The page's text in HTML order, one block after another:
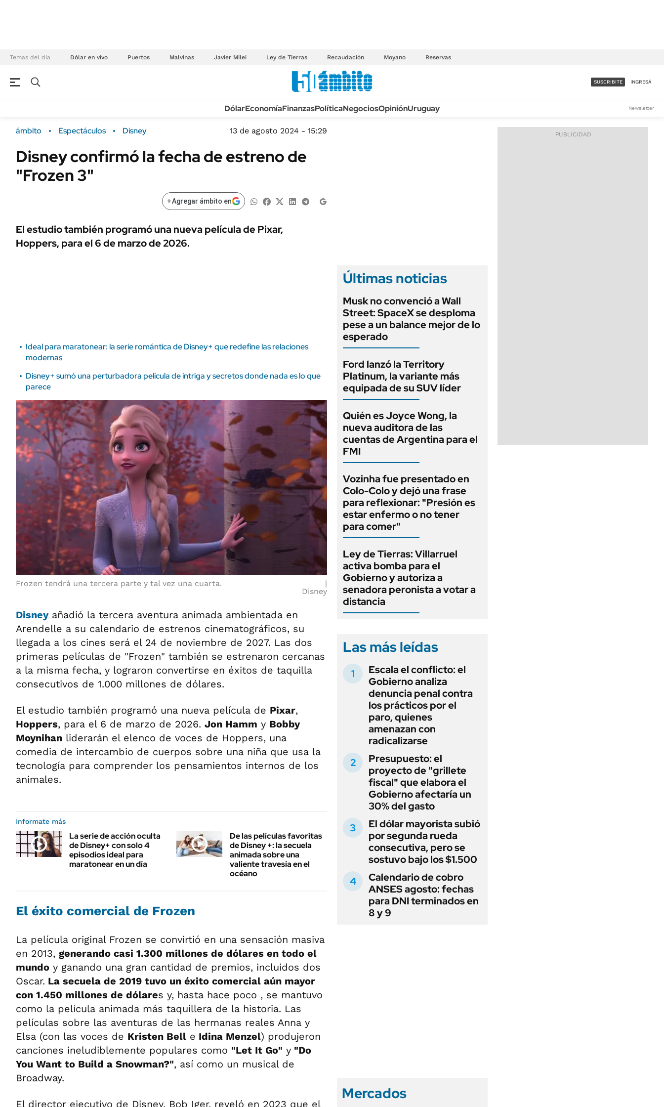
Temas del día Dólar en vivo Puertos Malvinas Javier Milei Ley de Tierras Recaudación Moyano Reservas
Campo
FINANZAS
ÁMBITO DEBATE
MEDIAKIT AMBITO DEBATE
Real Estate
Sustentabilidad
POLÍTICA
TECNOLOGÍA
MÉXICO
MUNDO
LIFESTYLE
ACCESO FULL - $1.800/MES
SUSCRIBITE INGRESÁ
DólarEconomíaFinanzasPolíticaNegociosOpiniónUruguay Newsletter
ámbito Espectáculos Disney 13 de agosto 2024 - 15:29
Disney confirmó la fecha de estreno de
"Frozen 3"
+Agregar ámbito en
El estudio también programó una nueva película de Pixar,
Hoppers, para el 6 de marzo de 2026.
Ideal para maratonear: la serie romántica de Disney+ que redefine las relaciones
modernas
Disney+ sumó una perturbadora película de intriga y secretos donde nada es lo que
parece
Frozen tendrá una tercera parte y tal vez una cuarta.
Disney
Disneyañadió la tercera aventura animada ambientada en
Arendelle a su calendario de estrenos cinematográficos, su
llegada a los cines será el 24 de noviembre de 2027. Las dos
primeras películas de "Frozen" también se estrenaron cercanas
a la misma fecha, y lograron convertirse en éxitos de taquilla
consecutivos de 1.000 millones de dólares.
El estudio también programó una nueva película de Pixar,
Hoppers, para el 6 de marzo de 2026. Jon Hamm y Bobby
Moynihan liderarán el elenco de voces de Hoppers, una
comedia de intercambio de cuerpos sobre una niña que usa la
tecnología para comprender los pensamientos internos de los
animales.
Informate más
La serie de acción oculta
de Disney+ con solo 4
episodios ideal para
maratonear en un día
De las películas favoritas
de Disney +: la secuela
animada sobre una
valiente travesía en el
océano
El éxito comercial de Frozen
La película original Frozen se convirtió en una sensación masiva
en 2013, generando casi 1.300 millones de dólares en todo el
mundo y ganando una gran cantidad de premios, incluidos dos
Oscar. La secuela de 2019 tuvo un éxito comercial aún mayor
con 1.450 millones de dólares y, hasta hace poco , se mantuvo
como la película animada más taquillera de la historia. Las
películas sobre las aventuras de las hermanas reales Anna y
Elsa (con las voces de Kristen Bell e Idina Menzel) produjeron
canciones ineludiblemente populares como "Let It Go" y "Do
You Want to Build a Snowman?", así como un musical de
Broadway.
El director ejecutivo de Disney, Bob Iger, reveló en 2023 que el
Últimas noticias
Musk no convenció a Wall
Street: SpaceX se desploma
pese a un balance mejor de lo
esperado
Ford lanzó la Territory
Platinum, la variante más
equipada de su SUV líder
Quién es Joyce Wong, la
nueva auditora de las
cuentas de Argentina para el
FMI
Vozinha fue presentado en
Colo-Colo y dejó una frase
para reflexionar: "Presión es
estar enfermo o no tener
para comer"
Ley de Tierras: Villarruel
activa bomba para el
Gobierno y autoriza a
senadora peronista a votar a
distancia
Las más leídas
Escala el conflicto: el
Gobierno analiza
denuncia penal contra
los prácticos por el
paro, quienes
amenazan con
radicalizarse
Presupuesto: el
proyecto de "grillete
fiscal" que elabora el
Gobierno afectaría un
30% del gasto
El dólar mayorista subió
por segunda rueda
consecutiva, pero se
sostuvo bajo los $1.500
Calendario de cobro
ANSES agosto: fechas
para DNI terminados en
8 y 9
Mercados